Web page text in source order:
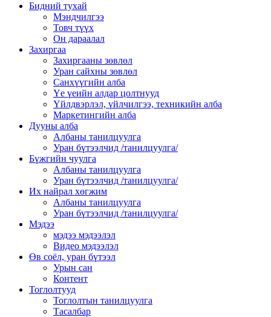
Бидний тухай
Мэндчилгээ
Товч түүх
Он дараалал
Захиргаа
Захиргааны зөвлөл
Уран сайхны зөвлөл
Санхүүгийн алба
Үе үеийн алдар цолтнууд
Үйлдвэрлэл, үйлчилгээ, техникийн алба
Маркетингийн алба
Дууны алба
Албаны танилцуулга
Уран бүтээлчид /танилцуулга/
Бүжгийн чуулга
Албаны танилцуулга
Уран бүтээлчид /танилцуулга/
Их найрал хөгжим
Албаны танилцуулга
Уран бүтээлчид /танилцуулга/
Мэдээ
мэдээ мэдээлэл
Видео мэдээлэл
Өв соёл, уран бүтээл
Урын сан
Контент
Тоглолтууд
Тоглолтын танилцуулга
Тасалбар